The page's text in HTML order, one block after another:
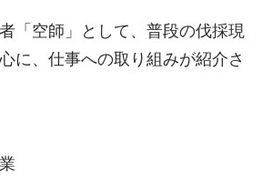
「空師」として、普段の伐採現
に、仕事への取り組みが紹介さ